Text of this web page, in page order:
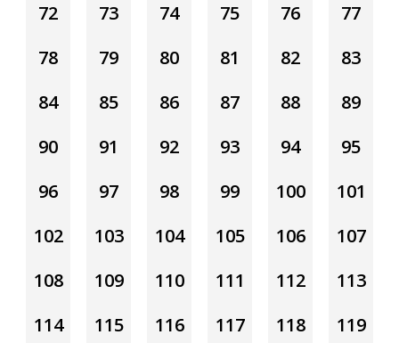
72
73 74 75 76
77
78
79 80 81 82
83
84
85 86 87 88
89
90
91 92 93 94
95
96
97 98 99 100
101
102
103 104 105 106
107
108
109 110 111 112
113
114
115 116 117 118
119